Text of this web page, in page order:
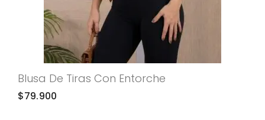
Blusa De Tiras Con Entorche
$79.900